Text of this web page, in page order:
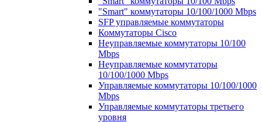
"Smart" коммутаторы 10/100/1000 Mbps
SFP управляемые коммутаторы
Коммутаторы Cisco
Неуправляемые коммутаторы 10/100
Mbps
Неуправляемые коммутаторы
10/100/1000 Mbps
Управляемые коммутаторы 10/100/1000
Mbps
Управляемые коммутаторы третьего
уровня